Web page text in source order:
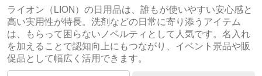
ライオン（LION）の日用品は、誰もが使いやすい安心感と
高い実用性が特長。洗剤などの日常に寄り添うアイテム
は、もらって困らないノベルティとして人気です。名入れ
を加えることで認知向上にもつながり、イベント景品や販
促品として幅広く活用できます。